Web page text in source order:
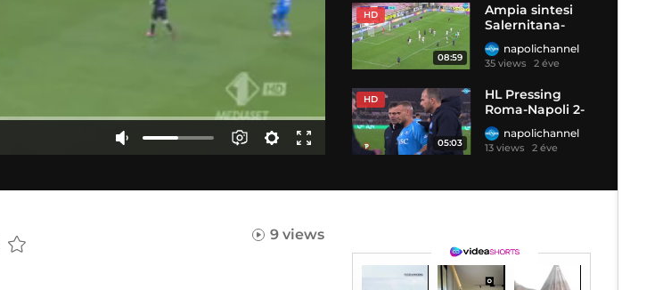
HD
08:59
Ampia sintesi
Salernitana-
Napoli 0-2
napolichannel
35 views 2 éve
HD
05:03
HL Pressing
Roma-Napoli 2-
0
napolichannel
13 views 2 éve
9 views